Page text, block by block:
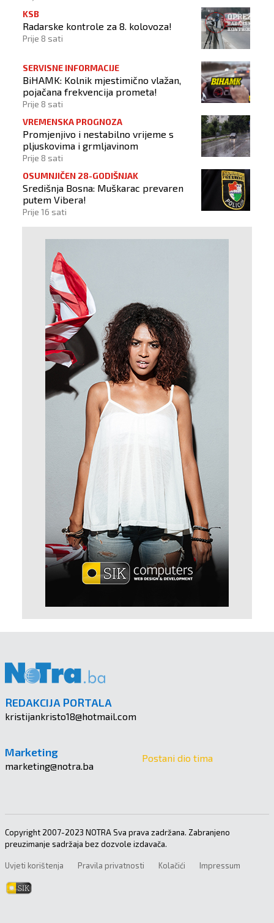
KSB
Radarske kontrole za 8. kolovoza!
Prije 8 sati
SERVISNE INFORMACIJE
BiHAMK: Kolnik mjestimično vlažan,
pojačana frekvencija prometa!
Prije 8 sati
VREMENSKA PROGNOZA
Promjenjivo i nestabilno vrijeme s
pljuskovima i grmljavinom
Prije 8 sati
OSUMNJIČEN 28-GODIŠNJAK
Središnja Bosna: Muškarac prevaren
putem Vibera!
Prije 16 sati
REDAKCIJA PORTALA
kristijankristo18@hotmail.com
Marketing
marketing@notra.ba
Postani dio tima
Copyright 2007-2023 NOTRA Sva prava zadržana. Zabranjeno
preuzimanje sadržaja bez dozvole izdavača.
Uvjeti korištenja Pravila privatnosti Kolačići Impressum